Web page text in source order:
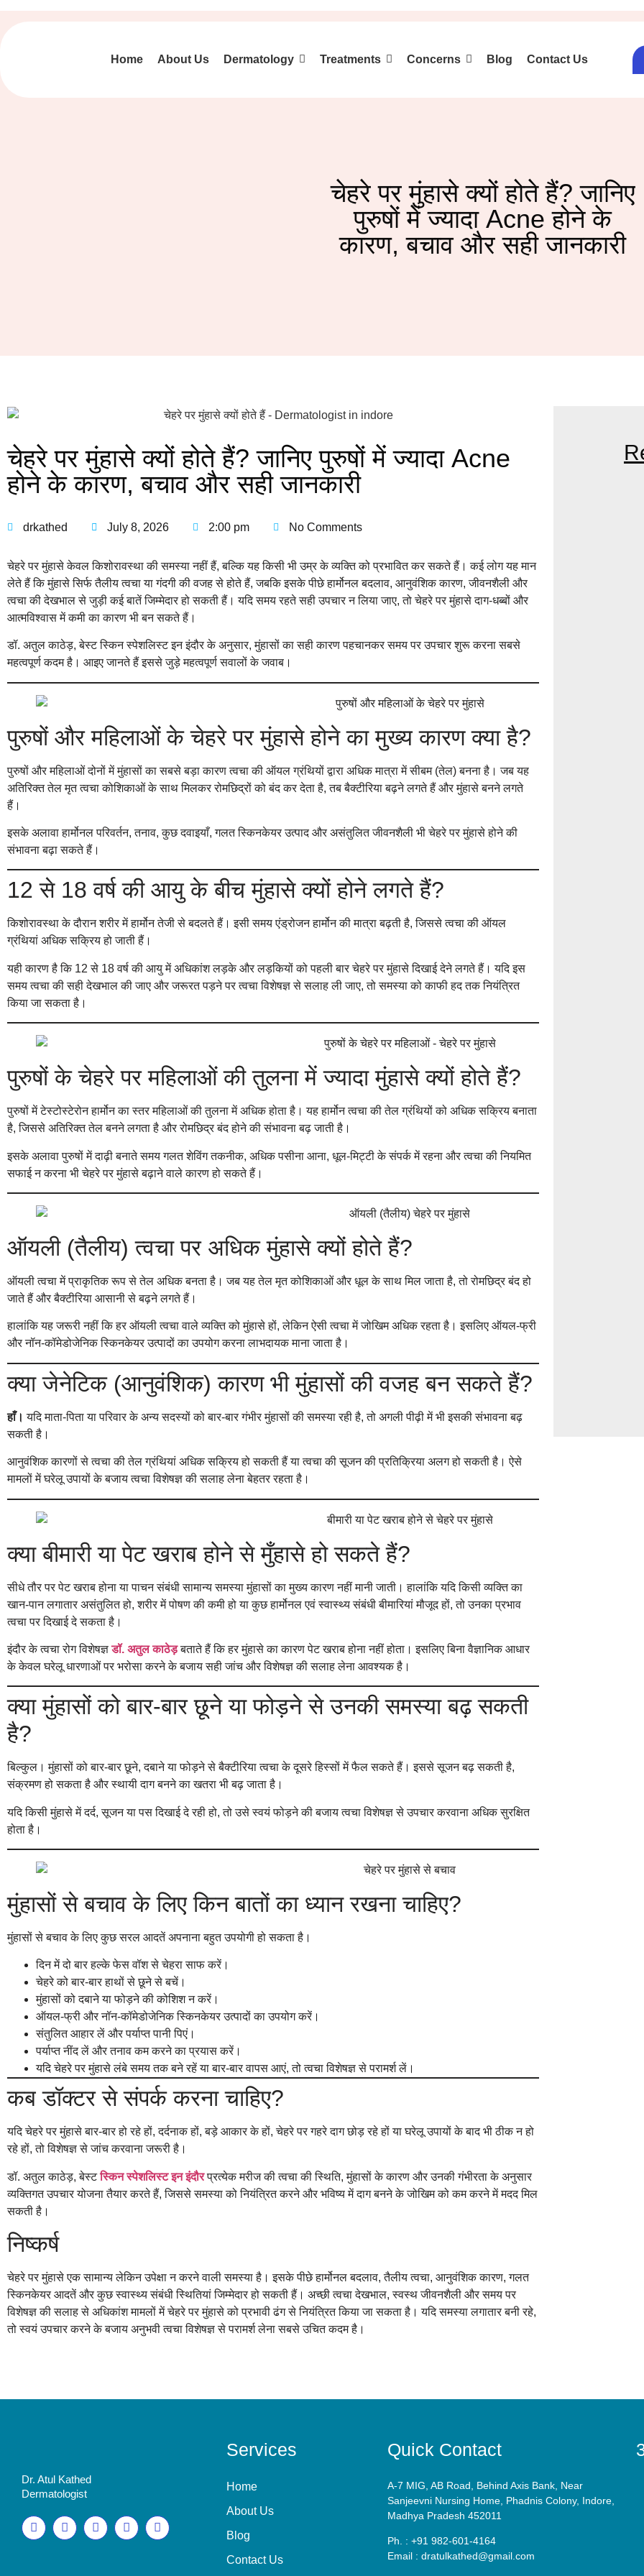
Home About Us Dermatology Treatments Concerns Blog Contact Us
चेहरे पर मुंहासे क्यों होते हैं? जानिए
पुरुषों में ज्यादा Acne होने के
कारण, बचाव और सही जानकारी
चेहरे पर मुंहासे क्यों होते हैं? जानिए पुरुषों में ज्यादा Acne
होने के कारण, बचाव और सही जानकारी
drkathed July 8, 2026 2:00 pm No Comments
चेहरे पर मुंहासे केवल किशोरावस्था की समस्या नहीं हैं, बल्कि यह किसी भी उम्र के व्यक्ति को प्रभावित कर सकते हैं। कई लोग यह मान
लेते हैं कि मुंहासे सिर्फ तैलीय त्वचा या गंदगी की वजह से होते हैं, जबकि इसके पीछे हार्मोनल बदलाव, आनुवंशिक कारण, जीवनशैली और
त्वचा की देखभाल से जुड़ी कई बातें जिम्मेदार हो सकती हैं। यदि समय रहते सही उपचार न लिया जाए, तो चेहरे पर मुंहासे दाग-धब्बों और
आत्मविश्वास में कमी का कारण भी बन सकते हैं।
डॉ. अतुल काठेड़, बेस्ट स्किन स्पेशलिस्ट इन इंदौर के अनुसार, मुंहासों का सही कारण पहचानकर समय पर उपचार शुरू करना सबसे
महत्वपूर्ण कदम है। आइए जानते हैं इससे जुड़े महत्वपूर्ण सवालों के जवाब।
पुरुषों और महिलाओं के चेहरे पर मुंहासे होने का मुख्य कारण क्या है?
पुरुषों और महिलाओं दोनों में मुंहासों का सबसे बड़ा कारण त्वचा की ऑयल ग्रंथियों द्वारा अधिक मात्रा में सीबम (तेल) बनना है। जब यह
अतिरिक्त तेल मृत त्वचा कोशिकाओं के साथ मिलकर रोमछिद्रों को बंद कर देता है, तब बैक्टीरिया बढ़ने लगते हैं और मुंहासे बनने लगते
हैं।
इसके अलावा हार्मोनल परिवर्तन, तनाव, कुछ दवाइयाँ, गलत स्किनकेयर उत्पाद और असंतुलित जीवनशैली भी चेहरे पर मुंहासे होने की
संभावना बढ़ा सकते हैं।
12 से 18 वर्ष की आयु के बीच मुंहासे क्यों होने लगते हैं?
किशोरावस्था के दौरान शरीर में हार्मोन तेजी से बदलते हैं। इसी समय एंड्रोजन हार्मोन की मात्रा बढ़ती है, जिससे त्वचा की ऑयल
ग्रंथियां अधिक सक्रिय हो जाती हैं।
यही कारण है कि 12 से 18 वर्ष की आयु में अधिकांश लड़के और लड़कियों को पहली बार चेहरे पर मुंहासे दिखाई देने लगते हैं। यदि इस
समय त्वचा की सही देखभाल की जाए और जरूरत पड़ने पर त्वचा विशेषज्ञ से सलाह ली जाए, तो समस्या को काफी हद तक नियंत्रित
किया जा सकता है।
पुरुषों के चेहरे पर महिलाओं की तुलना में ज्यादा मुंहासे क्यों होते हैं?
पुरुषों में टेस्टोस्टेरोन हार्मोन का स्तर महिलाओं की तुलना में अधिक होता है। यह हार्मोन त्वचा की तेल ग्रंथियों को अधिक सक्रिय बनाता
है, जिससे अतिरिक्त तेल बनने लगता है और रोमछिद्र बंद होने की संभावना बढ़ जाती है।
इसके अलावा पुरुषों में दाढ़ी बनाते समय गलत शेविंग तकनीक, अधिक पसीना आना, धूल-मिट्टी के संपर्क में रहना और त्वचा की नियमित
सफाई न करना भी चेहरे पर मुंहासे बढ़ाने वाले कारण हो सकते हैं।
ऑयली (तैलीय) त्वचा पर अधिक मुंहासे क्यों होते हैं?
ऑयली त्वचा में प्राकृतिक रूप से तेल अधिक बनता है। जब यह तेल मृत कोशिकाओं और धूल के साथ मिल जाता है, तो रोमछिद्र बंद हो
जाते हैं और बैक्टीरिया आसानी से बढ़ने लगते हैं।
हालांकि यह जरूरी नहीं कि हर ऑयली त्वचा वाले व्यक्ति को मुंहासे हों, लेकिन ऐसी त्वचा में जोखिम अधिक रहता है। इसलिए ऑयल-फ्री
और नॉन-कॉमेडोजेनिक स्किनकेयर उत्पादों का उपयोग करना लाभदायक माना जाता है।
क्या जेनेटिक (आनुवंशिक) कारण भी मुंहासों की वजह बन सकते हैं?
हाँ। यदि माता-पिता या परिवार के अन्य सदस्यों को बार-बार गंभीर मुंहासों की समस्या रही है, तो अगली पीढ़ी में भी इसकी संभावना बढ़
सकती है।
आनुवंशिक कारणों से त्वचा की तेल ग्रंथियां अधिक सक्रिय हो सकती हैं या त्वचा की सूजन की प्रतिक्रिया अलग हो सकती है। ऐसे
मामलों में घरेलू उपायों के बजाय त्वचा विशेषज्ञ की सलाह लेना बेहतर रहता है।
क्या बीमारी या पेट खराब होने से मुँहासे हो सकते हैं?
सीधे तौर पर पेट खराब होना या पाचन संबंधी सामान्य समस्या मुंहासों का मुख्य कारण नहीं मानी जाती। हालांकि यदि किसी व्यक्ति का
खान-पान लगातार असंतुलित हो, शरीर में पोषण की कमी हो या कुछ हार्मोनल एवं स्वास्थ्य संबंधी बीमारियां मौजूद हों, तो उनका प्रभाव
त्वचा पर दिखाई दे सकता है।
इंदौर के त्वचा रोग विशेषज्ञडॉ. अतुल काठेड़बताते हैं कि हर मुंहासे का कारण पेट खराब होना नहीं होता। इसलिए बिना वैज्ञानिक आधार
के केवल घरेलू धारणाओं पर भरोसा करने के बजाय सही जांच और विशेषज्ञ की सलाह लेना आवश्यक है।
क्या मुंहासों को बार-बार छूने या फोड़ने से उनकी समस्या बढ़ सकती
है?
बिल्कुल। मुंहासों को बार-बार छूने, दबाने या फोड़ने से बैक्टीरिया त्वचा के दूसरे हिस्सों में फैल सकते हैं। इससे सूजन बढ़ सकती है,
संक्रमण हो सकता है और स्थायी दाग बनने का खतरा भी बढ़ जाता है।
यदि किसी मुंहासे में दर्द, सूजन या पस दिखाई दे रही हो, तो उसे स्वयं फोड़ने की बजाय त्वचा विशेषज्ञ से उपचार करवाना अधिक सुरक्षित
होता है।
मुंहासों से बचाव के लिए किन बातों का ध्यान रखना चाहिए?
मुंहासों से बचाव के लिए कुछ सरल आदतें अपनाना बहुत उपयोगी हो सकता है।
दिन में दो बार हल्के फेस वॉश से चेहरा साफ करें।
चेहरे को बार-बार हाथों से छूने से बचें।
मुंहासों को दबाने या फोड़ने की कोशिश न करें।
ऑयल-फ्री और नॉन-कॉमेडोजेनिक स्किनकेयर उत्पादों का उपयोग करें।
संतुलित आहार लें और पर्याप्त पानी पिएं।
पर्याप्त नींद लें और तनाव कम करने का प्रयास करें।
यदि चेहरे पर मुंहासे लंबे समय तक बने रहें या बार-बार वापस आएं, तो त्वचा विशेषज्ञ से परामर्श लें।
कब डॉक्टर से संपर्क करना चाहिए?
यदि चेहरे पर मुंहासे बार-बार हो रहे हों, दर्दनाक हों, बड़े आकार के हों, चेहरे पर गहरे दाग छोड़ रहे हों या घरेलू उपायों के बाद भी ठीक न हो
रहे हों, तो विशेषज्ञ से जांच करवाना जरूरी है।
डॉ. अतुल काठेड़, बेस्टस्किन स्पेशलिस्ट इन इंदौरप्रत्येक मरीज की त्वचा की स्थिति, मुंहासों के कारण और उनकी गंभीरता के अनुसार
व्यक्तिगत उपचार योजना तैयार करते हैं, जिससे समस्या को नियंत्रित करने और भविष्य में दाग बनने के जोखिम को कम करने में मदद मिल
सकती है।
निष्कर्ष
चेहरे पर मुंहासे एक सामान्य लेकिन उपेक्षा न करने वाली समस्या है। इसके पीछे हार्मोनल बदलाव, तैलीय त्वचा, आनुवंशिक कारण, गलत
स्किनकेयर आदतें और कुछ स्वास्थ्य संबंधी स्थितियां जिम्मेदार हो सकती हैं। अच्छी त्वचा देखभाल, स्वस्थ जीवनशैली और समय पर
विशेषज्ञ की सलाह से अधिकांश मामलों में चेहरे पर मुंहासे को प्रभावी ढंग से नियंत्रित किया जा सकता है। यदि समस्या लगातार बनी रहे,
तो स्वयं उपचार करने के बजाय अनुभवी त्वचा विशेषज्ञ से परामर्श लेना सबसे उचित कदम है।
Dr. Atul Kathed
Dermatologist
Services
Home
About Us
Blog
Contact Us
Quick Contact
A-7 MIG, AB Road, Behind Axis Bank, Near
Sanjeevni Nursing Home, Phadnis Colony, Indore,
Madhya Pradesh 452011
Ph. : +91 982-601-4164
Email : dratulkathed@gmail.com